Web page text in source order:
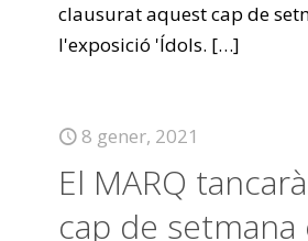
clausurat aquest cap de
l'exposició 'Ídols. […]
8 gener, 2021
El MARQ
cap de setmana